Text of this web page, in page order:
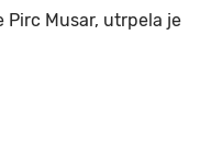
Pirc Musar, utrpela je